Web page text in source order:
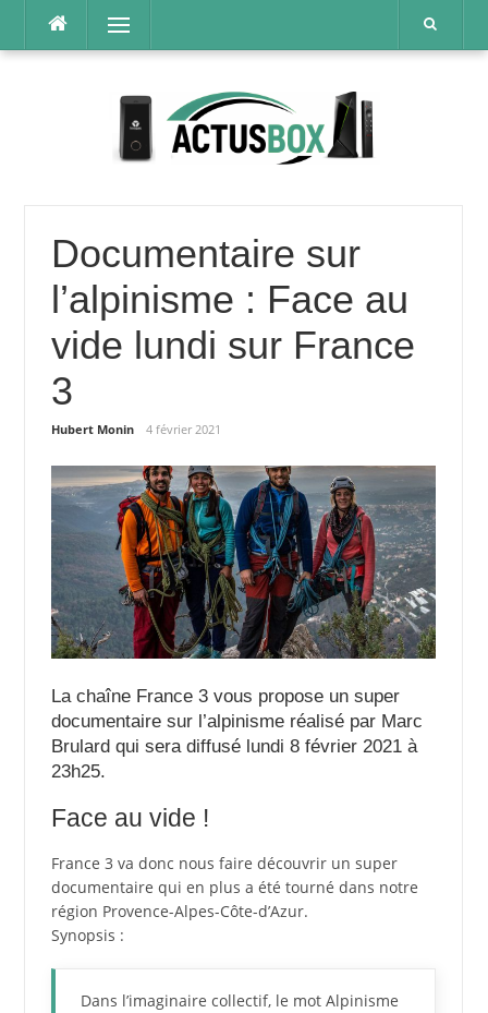
contenu
Menu
Documentaire sur
l’alpinisme : Face au
vide lundi sur France
3
Hubert Monin 4 février 2021
La chaîne France 3 vous propose un super
documentaire sur l’alpinisme réalisé par Marc
Brulard qui sera diffusé lundi 8 février 2021 à
23h25.
Face au vide !
France 3 va donc nous faire découvrir un super
documentaire qui en plus a été tourné dans notre
région Provence-Alpes-Côte-d’Azur.
Synopsis :
Dans l’imaginaire collectif, le mot Alpinisme